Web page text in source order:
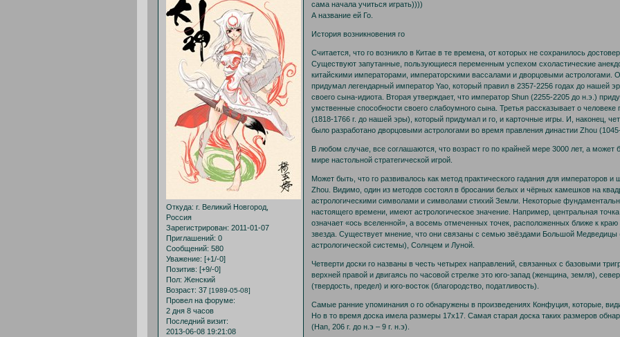
Откуда: г. Великий Новгород,
Россия
Зарегистрирован: 2011-01-07
Приглашений: 0
Сообщений: 580
Уважение: [+1/-0]
Позитив: [+9/-0]
Пол: Женский
Возраст: 37 [1989-05-08]
Провел на форуме:
2 дня 8 часов
Последний визит:
2013-06-08 19:21:08
сама начала учиться играть))))
А название ей Го.
История возникновения го
Считается, что го возникло в Китае в те времена, от которых не сохранилось
Существуют запутанные, пользующиеся переменным успехом схоластические
китайскими императорами, императорскими вассалами и дворцовыми астрологами.
придумал легендарный император Yao, который правил в 2357-2256 годах до нашей
своего сына-идиота. Вторая утверждает, что император Shun (2255-2205 до н.э.)
умственные способности своего слабоумного сына. Третья рассказывает о
(1818-1766 г. до нашей эры), который придумал и го, и карточные игры. И, наконец,
было разработано дворцовыми астрологами во время правления династии Zhou
В любом случае, все соглашаются, что возраст го по крайней мере 3000 лет, а может
мире настольной стратегической игрой.
Может быть, что го развивалось как метод практического гадания для императоров и
Zhou. Видимо, один из методов состоял в бросании белых и чёрных камешков на
астрологическими символами и символами стихий Земли. Некоторые
настоящего времени, имеют астрологическое значение. Например, центральная
означает «ось вселенной», а восемь отмеченных точек, расположенных ближе к
звезда. Существует мнение, что они связаны с семью звёздами Большой Медведицы
астрологической системы), Солнцем и Луной.
Четверти доски го названы в честь четырех направлений, связанных с базовыми
верхней правой и двигаясь по часовой стрелке это юго-запад (женщина, земля),
(твердость, предел) и юго-восток (благородство, податливость).
Самые ранние упоминания о го обнаружены в произведениях Конфуция, которые,
Но в то время доска имела размеры 17х17. Самая старая доска таких размеров
(Han, 206 г. до н.э – 9 г. н.э).